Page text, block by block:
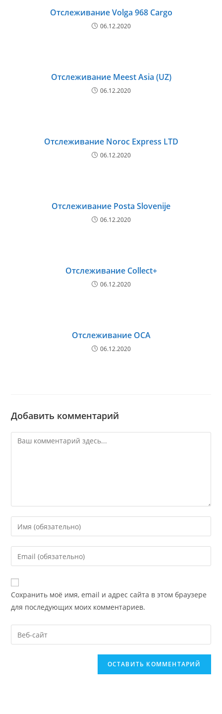
Отслеживание Volga 968 Cargo
06.12.2020
Отслеживание Meest Asia (UZ)
06.12.2020
Отслеживание Noroc Express LTD
06.12.2020
Отслеживание Posta Slovenije
06.12.2020
Отслеживание Collect+
06.12.2020
Отслеживание OCA
06.12.2020
Добавить комментарий
Комментарий
Введите
свое
имя
или
пользователя,
чтобы
прокомментировать
Введите
свой
email-
адрес,
чтобы
прокомментировать
Сохранить моё имя, email и адрес сайта в этом браузере
для последующих моих комментариев.
Введите
URL